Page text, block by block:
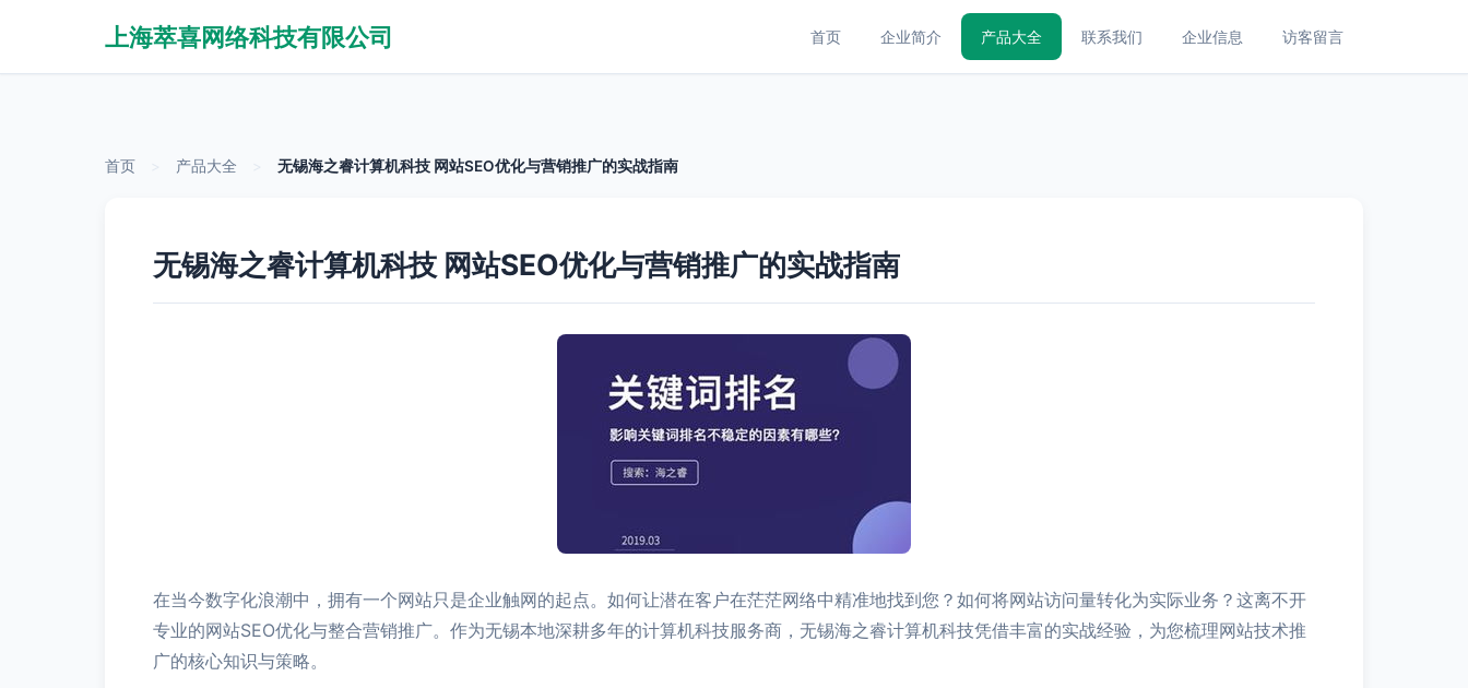
上海萃喜网络科技有限公司 首页 企业简介 产品大全 联系我们 企业信息 访客留言
首页 产品大全 无锡海之睿计算机科技 网站SEO优化与营销推广的实战指南
无锡海之睿计算机科技 网站SEO优化与营销推广的实战指南
在当今数字化浪潮中，拥有一个网站只是企业触网的起点。如何让潜在客户在茫茫网络中精准地找到您？如何将网站访问量转化为实际业务？这离不开
专业的网站SEO优化与整合营销推广。作为无锡本地深耕多年的计算机科技服务商，无锡海之睿计算机科技凭借丰富的实战经验，为您梳理网站技术推
广的核心知识与策略。